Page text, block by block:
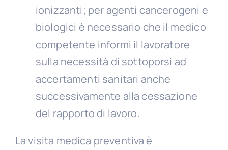
ionizzanti; per agenti cancerogeni e
biologici è necessario che il medico
competente informi il lavoratore
sulla necessità di sottoporsi ad
accertamenti sanitari anche
successivamente alla cessazione
del rapporto di lavoro.
La visita medica preventiva è